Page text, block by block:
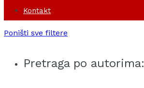
Kontakt
Poništi sve filtere
Pretraga po autorima: